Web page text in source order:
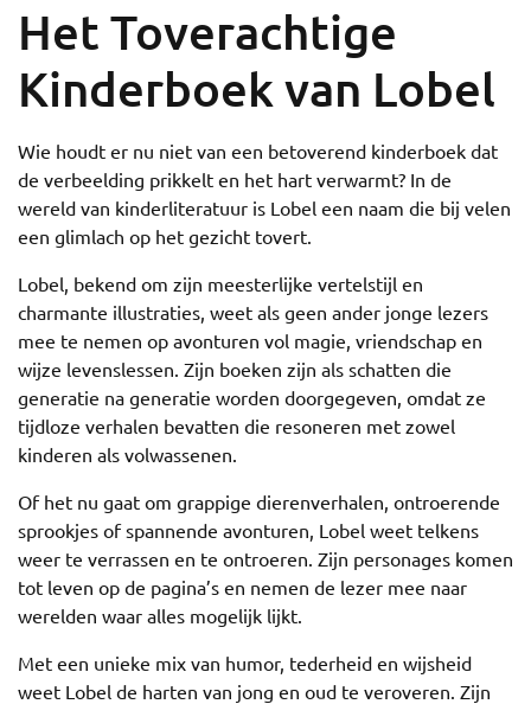
Het Toverachtige
Kinderboek van Lobel
Wie houdt er nu niet van een betoverend kinderboek dat
de verbeelding prikkelt en het hart verwarmt? In de
wereld van kinderliteratuur is Lobel een naam die bij velen
een glimlach op het gezicht tovert.
Lobel, bekend om zijn meesterlijke vertelstijl en
charmante illustraties, weet als geen ander jonge lezers
mee te nemen op avonturen vol magie, vriendschap en
wijze levenslessen. Zijn boeken zijn als schatten die
generatie na generatie worden doorgegeven, omdat ze
tijdloze verhalen bevatten die resoneren met zowel
kinderen als volwassenen.
Of het nu gaat om grappige dierenverhalen, ontroerende
sprookjes of spannende avonturen, Lobel weet telkens
weer te verrassen en te ontroeren. Zijn personages komen
tot leven op de pagina’s en nemen de lezer mee naar
werelden waar alles mogelijk lijkt.
Met een unieke mix van humor, tederheid en wijsheid
weet Lobel de harten van jong en oud te veroveren. Zijn